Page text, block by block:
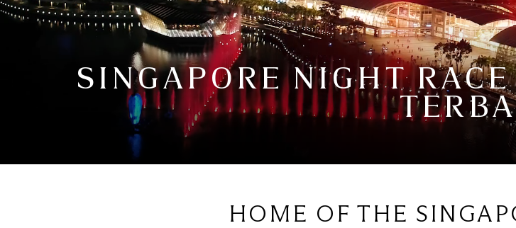
SINGAPORE NIGHT
HOME OF THE